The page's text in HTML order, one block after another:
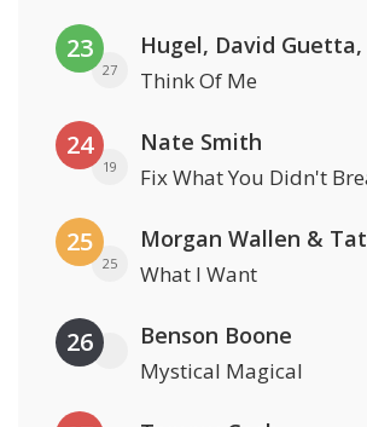
23
27 Think Of Me
24
19
Nate Smith
Fix What You Didn't
25
25
Morgan Wallen &
What I Want
26 Benson Boone
Mystical Magical